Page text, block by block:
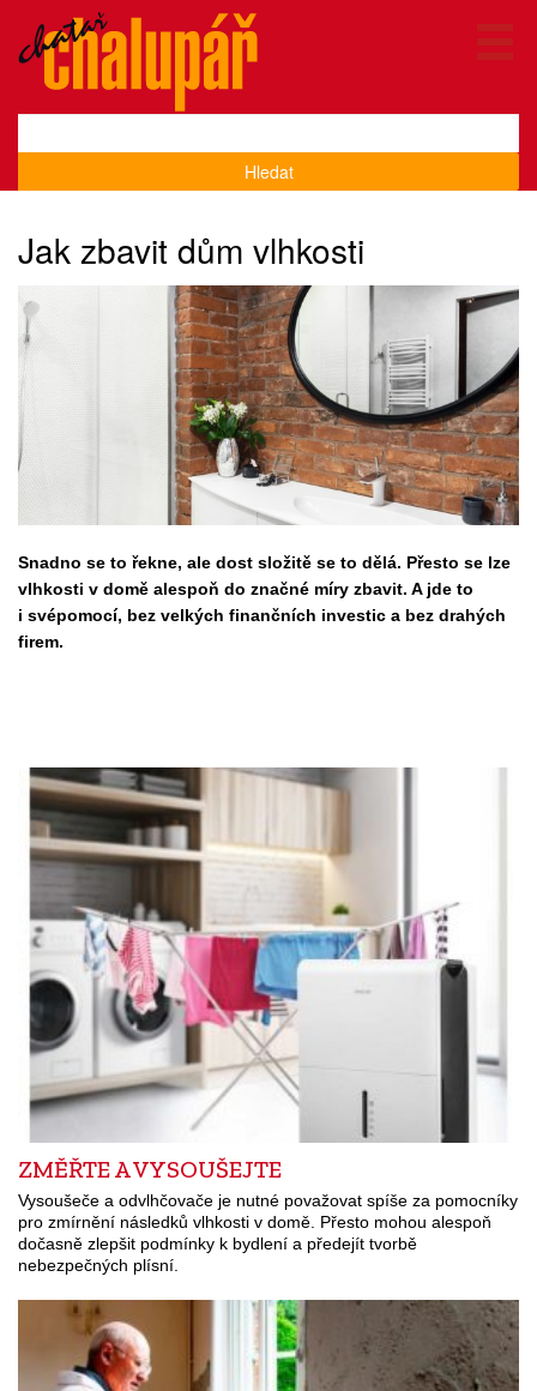
Hledat
Jak zbavit dům vlhkosti
Snadno se to řekne, ale dost složitě se to dělá. Přesto se lze
vlhkosti v domě alespoň do značné míry zbavit. A jde to
i svépomocí, bez velkých finančních investic a bez drahých
firem.
ZMĚŘTE A VYSOUŠEJTE
Vysoušeče a odvlhčovače je nutné považovat spíše za pomocníky
pro zmírnění následků vlhkosti v domě. Přesto mohou alespoň
dočasně zlepšit podmínky k bydlení a předejít tvorbě
nebezpečných plísní.